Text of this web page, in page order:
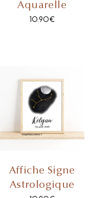
Aquarelle
10.90€
Affiche Signe
Astrologique